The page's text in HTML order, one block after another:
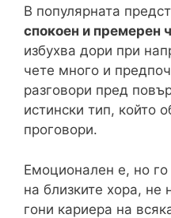
В популярната
спокоен и премерен
избухва дори при
чете много и
разговори пред
истински тип, който
проговори.
Емоционален е, но го
на близките хора, не
гони кариера на